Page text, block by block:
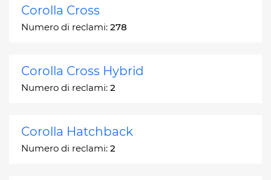
Corolla Cross
Numero di reclami: 278
Corolla Cross Hybrid
Numero di reclami: 2
Corolla Hatchback
Numero di reclami: 2